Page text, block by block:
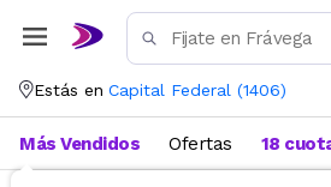
Estás en Capital Federal (1406)
Más Vendidos Ofertas 18